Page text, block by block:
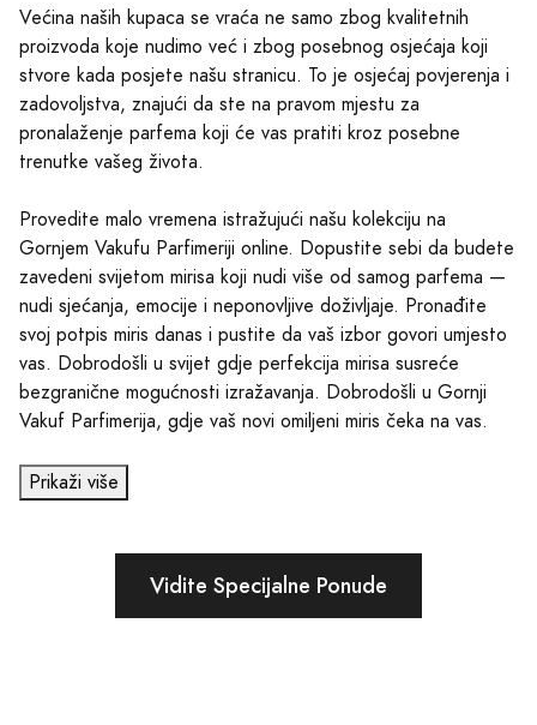
Većina naših kupaca se vraća ne samo zbog kvalitetnih
proizvoda koje nudimo već i zbog posebnog osjećaja koji
stvore kada posjete našu stranicu. To je osjećaj povjerenja i
zadovoljstva, znajući da ste na pravom mjestu za
pronalaženje parfema koji će vas pratiti kroz posebne
trenutke vašeg života.
Provedite malo vremena istražujući našu kolekciju na
Gornjem Vakufu Parfimeriji online. Dopustite sebi da budete
zavedeni svijetom mirisa koji nudi više od samog parfema —
nudi sjećanja, emocije i neponovljive doživljaje. Pronađite
svoj potpis miris danas i pustite da vaš izbor govori umjesto
vas. Dobrodošli u svijet gdje perfekcija mirisa susreće
bezgranične mogućnosti izražavanja. Dobrodošli u Gornji
Vakuf Parfimerija, gdje vaš novi omiljeni miris čeka na vas.
Prikaži više
Vidite Specijalne Ponude